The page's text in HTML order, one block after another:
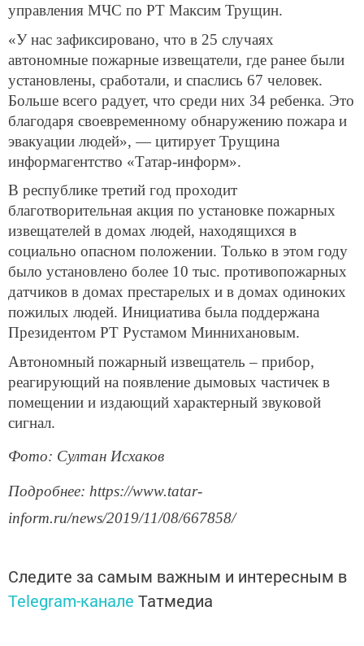
управления МЧС по РТ Максим Трущин.
«У нас зафиксировано, что в 25 случаях
автономные пожарные извещатели, где ранее были
установлены, сработали, и спаслись 67 человек.
Больше всего радует, что среди них 34 ребенка. Это
благодаря своевременному обнаружению пожара и
эвакуации людей», — цитирует Трущина
информагентство «Татар-информ».
В республике третий год проходит
благотворительная акция по установке пожарных
извещателей в домах людей, находящихся в
социально опасном положении. Только в этом году
было установлено более 10 тыс. противопожарных
датчиков в домах престарелых и в домах одиноких
пожилых людей. Инициатива была поддержана
Президентом РТ Рустамом Миннихановым.
Автономный пожарный извещатель – прибор,
реагирующий на появление дымовых частичек в
помещении и издающий характерный звуковой
сигнал.
Фото: Султан Исхаков
Подробнее: https://www.tatar-
inform.ru/news/2019/11/08/667858/
Следите за самым важным и интересным в
Telegram-канале Татмедиа